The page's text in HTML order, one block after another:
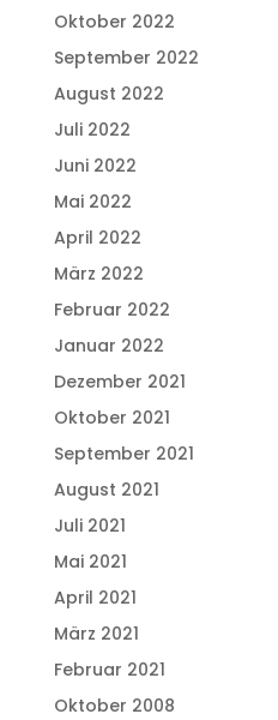
Oktober 2022
September 2022
August 2022
Juli 2022
Juni 2022
Mai 2022
April 2022
März 2022
Februar 2022
Januar 2022
Dezember 2021
Oktober 2021
September 2021
August 2021
Juli 2021
Mai 2021
April 2021
März 2021
Februar 2021
Oktober 2008